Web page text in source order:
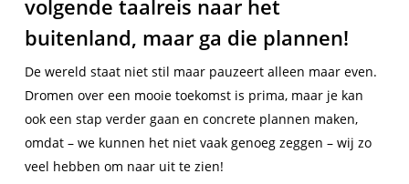
volgende taalreis naar het
buitenland, maar ga die plannen!
De wereld staat niet stil maar pauzeert alleen maar even.
Dromen over een mooie toekomst is prima, maar je kan
ook een stap verder gaan en concrete plannen maken,
omdat – we kunnen het niet vaak genoeg zeggen – wij zo
veel hebben om naar uit te zien!